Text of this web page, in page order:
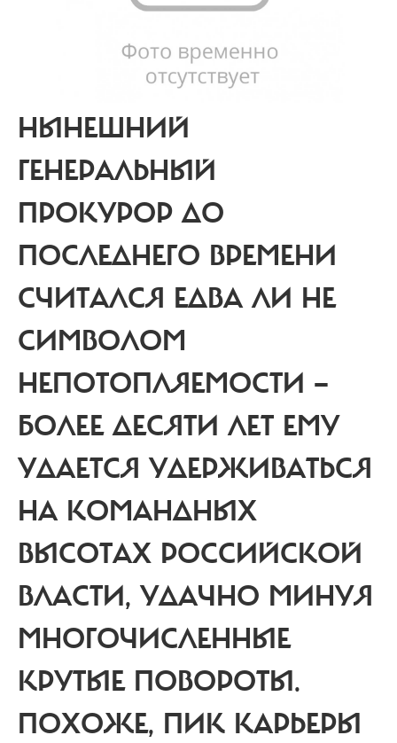
НЫНЕШНИЙ
ГЕНЕРАЛЬНЫЙ
ПРОКУРОР ДО
ПОСЛЕДНЕГО ВРЕМЕНИ
СЧИТАЛСЯ ЕДВА ЛИ НЕ
СИМВОЛОМ
НЕПОТОПЛЯЕМОСТИ —
БОЛЕЕ ДЕСЯТИ ЛЕТ ЕМУ
УДАЕТСЯ УДЕРЖИВАТЬСЯ
НА КОМАНДНЫХ
ВЫСОТАХ РОССИЙСКОЙ
ВЛАСТИ, УДАЧНО МИНУЯ
МНОГОЧИСЛЕННЫЕ
КРУТЫЕ ПОВОРОТЫ.
ПОХОЖЕ, ПИК КАРЬЕРЫ